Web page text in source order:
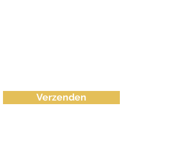
Verzenden